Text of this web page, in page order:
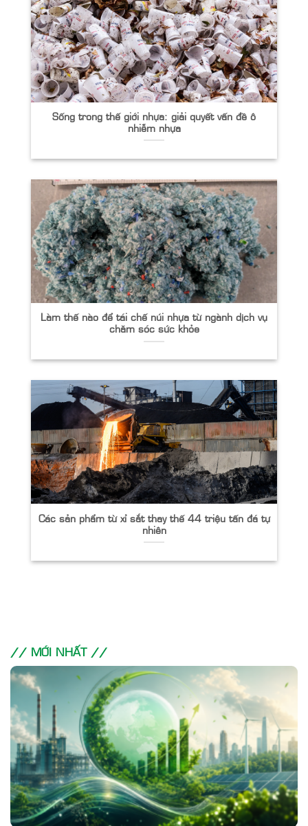
Sống trong thế giới nhựa: giải quyết vấn đề ô
nhiễm nhựa
Làm thế nào để tái chế núi nhựa từ ngành dịch vụ
chăm sóc sức khỏe
Các sản phẩm từ xỉ sắt thay thế 44 triệu tấn đá tự
nhiên
// MỚI NHẤT //